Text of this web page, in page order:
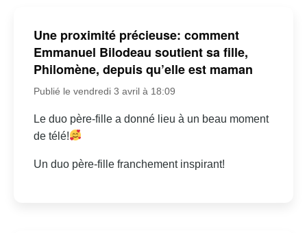
Une proximité précieuse: comment
Emmanuel Bilodeau soutient sa fille,
Philomène, depuis qu’elle est maman
Publié le vendredi 3 avril à 18:09
Le duo père-fille a donné lieu à un beau moment
de télé!
Un duo père-fille franchement inspirant!